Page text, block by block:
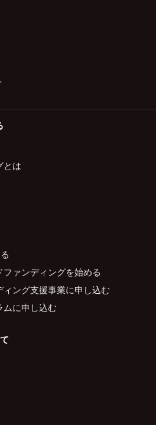
とは
ァンディングを始める
ング支援事業に申し込む
ムに申し込む